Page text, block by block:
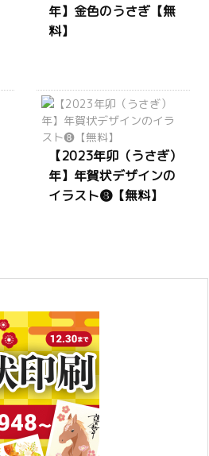
年】金色のうさぎ【無
料】
【2023年卯（うさぎ）
年】年賀状デザインの
イラスト❽【無料】